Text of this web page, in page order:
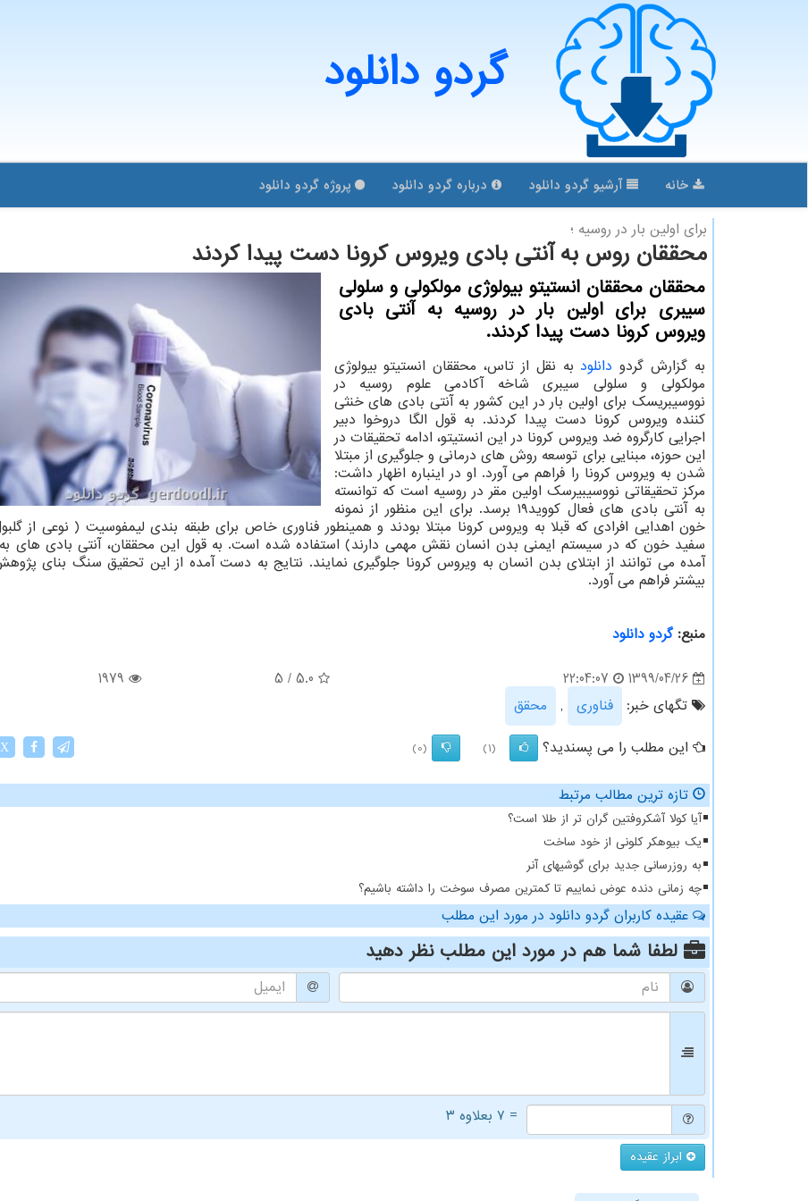
گردو دانلود
خانه آرشیو گردو دانلود درباره گردو دانلود پروژه گردو دانلود
برای اولین بار در روسیه ؛
محققان روس به آنتی بادی ویروس كرونا دست پیدا كردند
محققان محققان انستیتو بیولوژی مولكولی و سلولی
سیبری برای اولین بار در روسیه به آنتی بادی
ویروس كرونا دست پیدا كردند.
به گزارش گردو دانلود به نقل از تاس، محققان انستیتو بیولوژی
مولکولی و سلولی سیبری شاخه آکادمی علوم روسیه در
نووسیبریسک برای اولین بار در این کشور به آنتی بادی های خنثی
کننده ویروس کرونا دست پیدا کردند. به قول الگا دروخوا دبیر
اجرایی کارگروه ضد ویروس کرونا در این انستیتو، ادامه تحقیقات در
این حوزه، مبنایی برای توسعه روش های درمانی و جلوگیری از مبتلا
شدن به ویروس کرونا را فراهم می آورد. او در اینباره اظهار داشت:
مرکز تحقیقاتی نووسیبیرسک اولین مقر در روسیه است که توانسته
به آنتی بادی های فعال کووید۱۹ برسد. برای این منظور از نمونه
خون اهدایی افرادی که قبلا به ویروس کرونا مبتلا بودند و همینطور فناوری خاص برای طبقه بندی لیمفوسیت ( نوعی از
سفید خون که در سیستم ایمنی بدن انسان نقش مهمی دارند) استفاده شده است. به قول این محققان، آنتی بادی های
آمده می توانند از ابتلای بدن انسان به ویروس کرونا جلوگیری نمایند. نتایج به دست آمده از این تحقیق سنگ بنای
بیشتر فراهم می آورد.
منبع:گردو دانلود
1399/04/26
22:04:07
5.0
/
5
1979
تگهای خبر:
فناوری ,
محقق
این مطلب را می پسندید؟
(1)
(0)
X
تازه ترین مطالب مرتبط
آیا کولا آشکروفتین گران تر از طلا است؟
یک بیوهکر کلونی از خود ساخت
به روزرسانی جدید برای گوشیهای آنر
چه زمانی دنده عوض نماییم تا کمترین مصرف سوخت را داشته باشیم؟
عقیده کاربران گردو دانلود در مورد این مطلب
لطفا شما هم در مورد این مطلب نظر دهید
= ۷ بعلاوه ۳
ابراز عقیده